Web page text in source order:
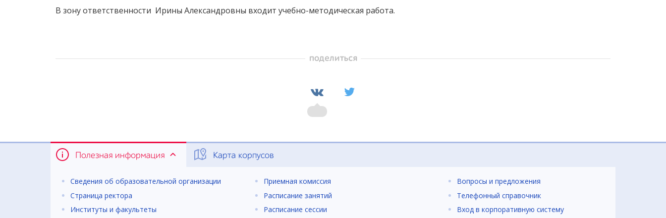
В зону ответственности Ирины Александровны входит учебно-методическая работа.
поделиться
Полезная информация Карта корпусов
Сведения об образовательной организации
Страница ректора
Институты и факультеты
Приемная комиссия
Расписание занятий
Расписание сессии
Вопросы и предложения
Телефонный справочник
Вход в корпоративную систему